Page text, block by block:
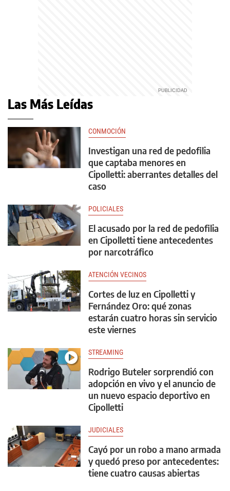
Las Más Leídas
CONMOCIÓN
Investigan una red de pedofilia
que captaba menores en
Cipolletti: aberrantes detalles del
caso
POLICIALES
El acusado por la red de pedofilia
en Cipolletti tiene antecedentes
por narcotráfico
ATENCIÓN VECINOS
Cortes de luz en Cipolletti y
Fernández Oro: qué zonas
estarán cuatro horas sin servicio
este viernes
STREAMING
Rodrigo Buteler sorprendió con
adopción en vivo y el anuncio de
un nuevo espacio deportivo en
Cipolletti
JUDICIALES
Cayó por un robo a mano armada
y quedó preso por antecedentes:
tiene cuatro causas abiertas